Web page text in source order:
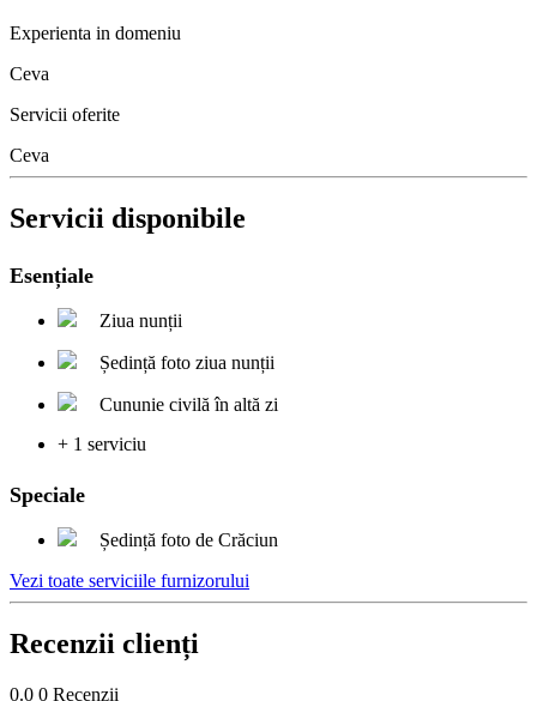
Experienta in domeniu
Ceva
Servicii oferite
Ceva
Servicii disponibile
Esențiale
Ziua nunții
Ședință foto ziua nunții
Cununie civilă în altă zi
+ 1 serviciu
Speciale
Ședință foto de Crăciun
Vezi toate serviciile furnizorului
Recenzii clienți
0.0 0 Recenzii